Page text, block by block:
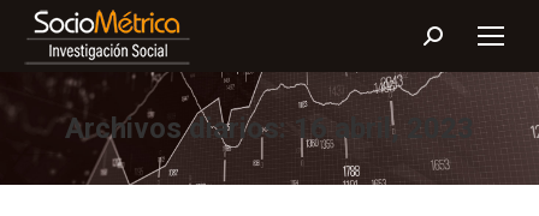
Buscar:
Archivos diarios: 16 abril, 2023